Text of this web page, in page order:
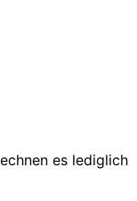
es lediglich